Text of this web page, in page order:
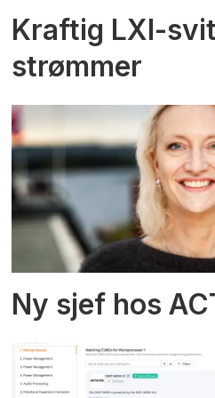
Kraftig LXI-
strømmer
Ny sjef hos